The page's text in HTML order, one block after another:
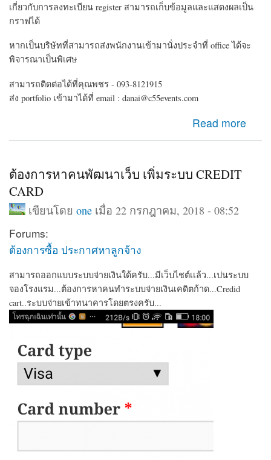
เกี่ยวกับการลงทะเบียน register สามารถเก็บข้อมูลและแสดงผลเป็น
กราฟได้
หากเป็นบริษัทที่สามารถส่งพนักงานเข้ามานั่งประจำที่ office ได้จะ
พิจารณาเป็นพิเศษ
สามารถติดต่อได้ที่คุณพชร - 093-8121915
ส่ง portfolio เข้ามาได้ที่ email : danai@c55events.com
Read more
ต้องการหาคนพัฒนาเว็บ เพิ่มระบบ CREDIT
CARD
เขียนโดย oneเมื่อ 22 กรกฎาคม, 2018 - 08:52
Forums:
ต้องการซื้อ ประกาศหาลูกจ้าง
สามารถออกแบบระบบจ่ายเงินใด้ครับ...มีเว็บไชต์เเล้ว...เปนระบบ
จองโรงแรม...ต้องการหาคนทำระบบจ่ายเงินเคดิตก้าด...Credid
cart..ระบบจ่ายเข้าทนาคารโดยตรงครับ...